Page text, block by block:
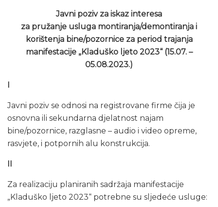
Javni poziv za iskaz interesa
za pružanje usluga montiranja/demontiranja i
korištenja bine/pozornice za period trajanja
manifestacije „Kladuško ljeto 2023“ (15.07. –
05.08.2023.)
I
Javni poziv se odnosi na registrovane firme čija je
osnovna ili sekundarna djelatnost najam
bine/pozornice, razglasne – audio i video opreme,
rasvjete, i potpornih alu konstrukcija.
II
Za realizaciju planiranih sadržaja manifestacije
„Kladuško ljeto 2023“ potrebne su sljedeće usluge: